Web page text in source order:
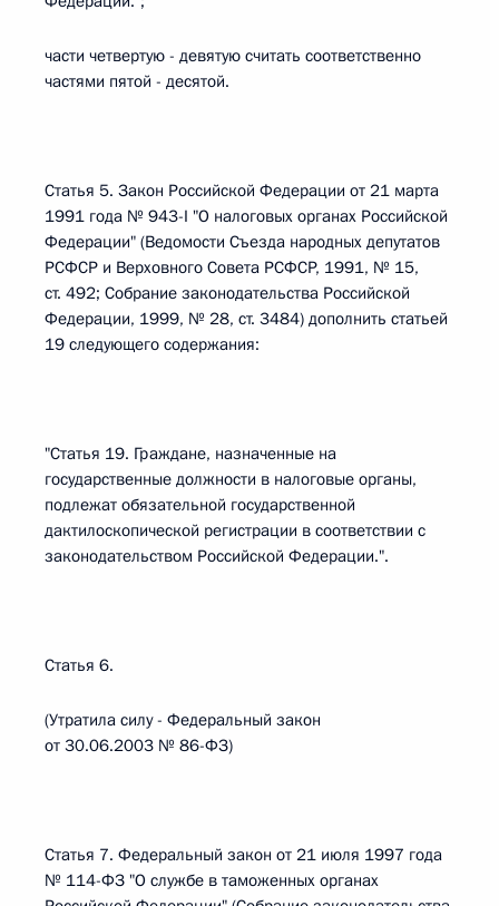
части четвертую - девятую считать соответственно
частями пятой - десятой.
Статья 5. Закон Российской Федерации от 21 марта
1991 года № 943-I "О налоговых органах Российской
Федерации" (Ведомости Съезда народных депутатов
РСФСР и Верховного Совета РСФСР, 1991, № 15,
ст. 492; Собрание законодательства Российской
Федерации, 1999, № 28, ст. 3484) дополнить статьей
19 следующего содержания:
"Статья 19. Граждане, назначенные на
государственные должности в налоговые органы,
подлежат обязательной государственной
дактилоскопической регистрации в соответствии с
законодательством Российской Федерации.".
Статья 6.
(Утратила силу - Федеральный закон
от 30.06.2003 № 86-ФЗ)
Статья 7. Федеральный закон от 21 июля 1997 года
№ 114-ФЗ "О службе в таможенных органах